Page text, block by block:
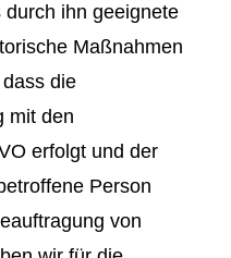
ihn geeignete
Maßnahmen
die
mit den
erfolgt und der
Person
von